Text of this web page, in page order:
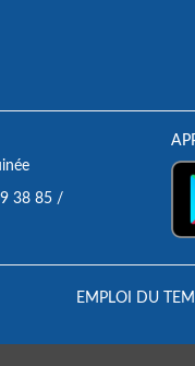
38 85 /
EMPLOI DU